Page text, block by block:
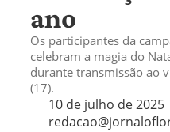
ano
Os participantes da
celebram a magia do
durante transmissão ao
(17).
10 de julho de 2025